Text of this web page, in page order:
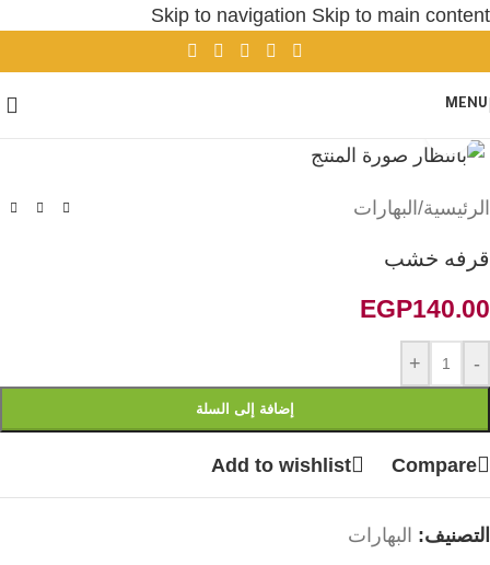
Skip to navigation Skip to main content
MENU
الرئيسية/ البهارات
قرفه خشب
EGP140.00
-
+
إضافة إلى السلة
Compare
Add to wishlist
التصنيف: البهارات